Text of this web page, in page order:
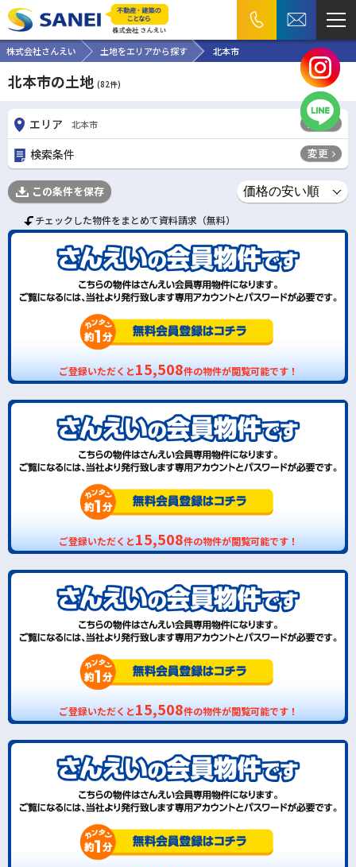
株式会社さんえい 土地をエリアから探す 北本市
北本市の土地 (82件)
エリア 北本市 変更
検索条件 変更
この条件を保存
チェックした物件をまとめて資料請求（無料）
ご登録いただくと15,508件の物件が閲覧可能です！
ご登録いただくと15,508件の物件が閲覧可能です！
ご登録いただくと15,508件の物件が閲覧可能です！